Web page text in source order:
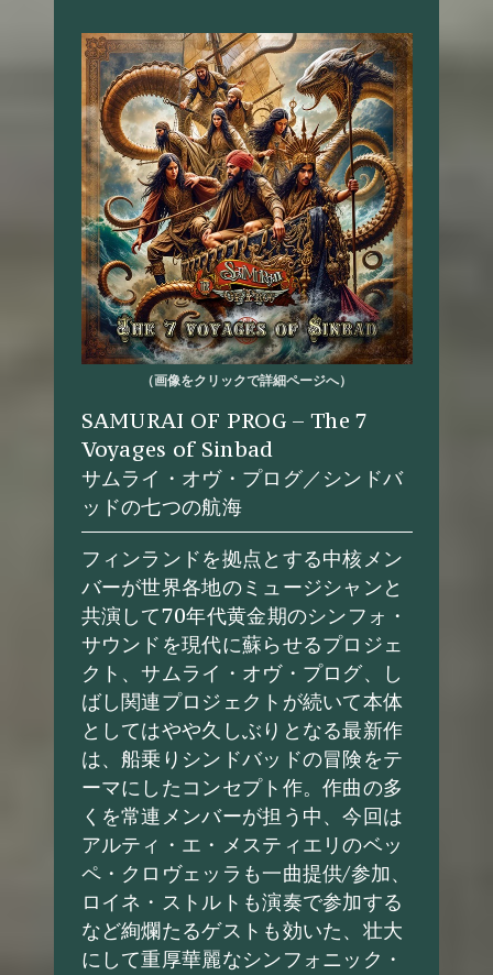
（画像をクリックで詳細ページへ）
SAMURAI OF PROG – The 7
Voyages of Sinbad
サムライ・オヴ・プログ／シンドバ
ッドの七つの航海
フィンランドを拠点とする中核メン
バーが世界各地のミュージシャンと
共演して70年代黄金期のシンフォ・
サウンドを現代に蘇らせるプロジェ
クト、サムライ・オヴ・プログ、し
ばし関連プロジェクトが続いて本体
としてはやや久しぶりとなる最新作
は、船乗りシンドバッドの冒険をテ
ーマにしたコンセプト作。作曲の多
くを常連メンバーが担う中、今回は
アルティ・エ・メスティエリのベッ
ペ・クロヴェッラも一曲提供/参加、
ロイネ・ストルトも演奏で参加する
など絢爛たるゲストも効いた、壮大
にして重厚華麗なシンフォニック・